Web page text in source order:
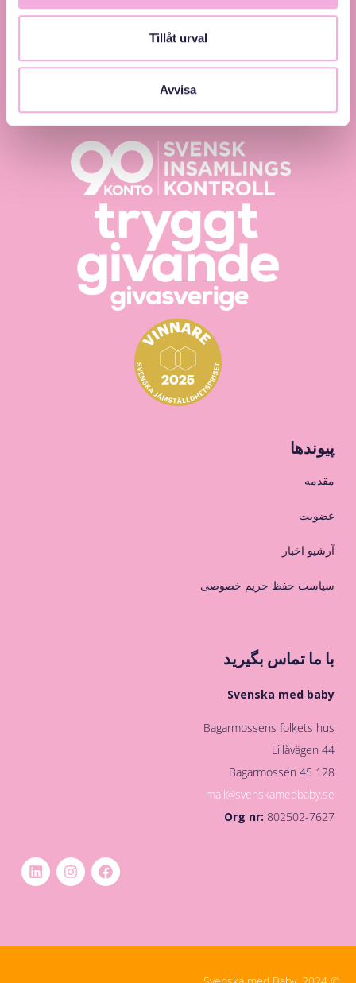
Tillåt urval
Avvisa
Svenska med baby – Föräldraträffar för jämlikhet
och inkludering.
پیوندها
مقدمه
عضویت
آرشیو اخبار
سیاست حفظ حریم خصوصی
با ما تماس بگیرید
Svenska med baby
Bagarmossens folkets hus
Lillåvägen 44
128 45 Bagarmossen
mail@svenskamedbaby.se
Org nr:802502-7627